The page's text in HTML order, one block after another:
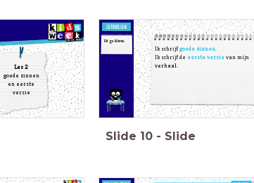
Les 2
goede zinnen
en eerste
versie
Ik schrijfgoede zinnen
Ik schrijf de eerste versie van mijn
verhaal.
Dit ga ik leren.
Slide 10 - Slide